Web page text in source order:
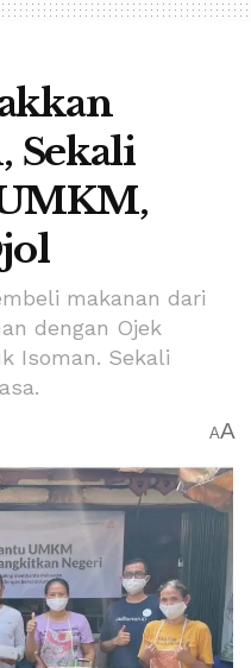
Sekali
makanan dari
dengan Ojek
Isoman. Sekali
AA